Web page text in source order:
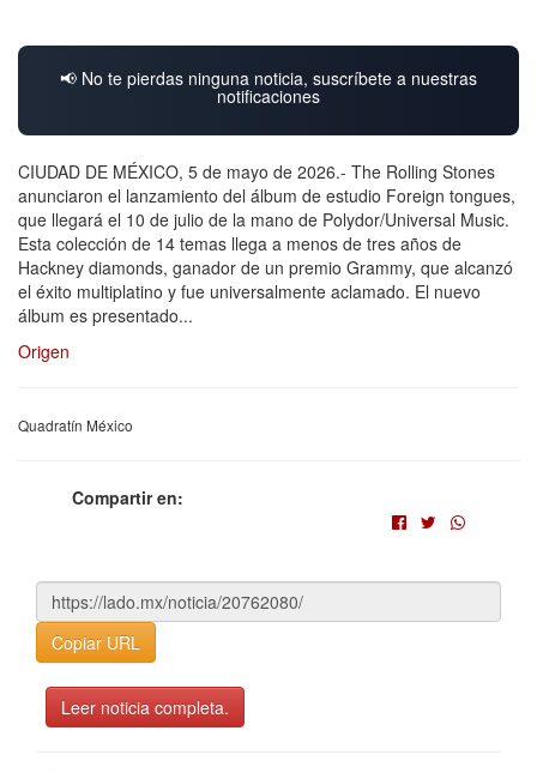
📢 No te pierdas ninguna noticia, suscríbete a nuestras
notificaciones
CIUDAD DE MÉXICO, 5 de mayo de 2026.- The Rolling Stones
anunciaron el lanzamiento del álbum de estudio Foreign tongues,
que llegará el 10 de julio de la mano de Polydor/Universal Music.
Esta colección de 14 temas llega a menos de tres años de
Hackney diamonds, ganador de un premio Grammy, que alcanzó
el éxito multiplatino y fue universalmente aclamado. El nuevo
álbum es presentado...
Origen
Quadratín México
Compartir en:
Copiar URL
Leer noticia completa.